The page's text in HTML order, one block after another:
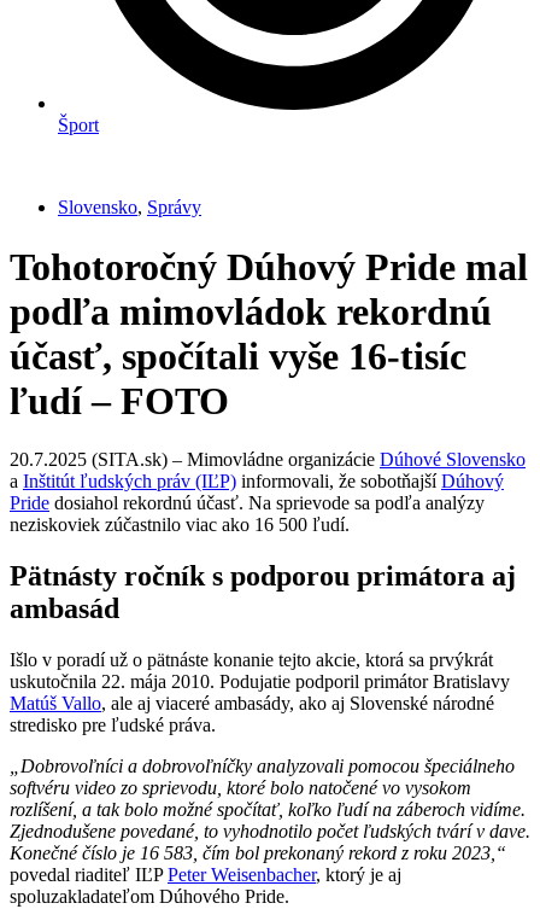
Šport
Slovensko, Správy
Tohotoročný Dúhový Pride mal
podľa mimovládok rekordnú
účasť, spočítali vyše 16-tisíc
ľudí – FOTO
20.7.2025 (SITA.sk) – Mimovládne organizácie Dúhové Slovensko
a Inštitút ľudských práv (IĽP) informovali, že sobotňajšíDúhový
Pride dosiahol rekordnú účasť. Na sprievode sa podľa analýzy
neziskoviek zúčastnilo viac ako 16 500 ľudí.
Pätnásty ročník s podporou primátora aj
ambasád
Išlo v poradí už o pätnáste konanie tejto akcie, ktorá sa prvýkrát
uskutočnila 22. mája 2010. Podujatie podporil primátor Bratislavy
Matúš Vallo, ale aj viaceré ambasády, ako aj Slovenské národné
stredisko pre ľudské práva.
„Dobrovoľníci a dobrovoľníčky analyzovali pomocou špeciálneho
softvéru video zo sprievodu, ktoré bolo natočené vo vysokom
rozlíšení, a tak bolo možné spočítať, koľko ľudí na záberoch vidíme.
Zjednodušene povedané, to vyhodnotilo počet ľudských tvárí v dave.
Konečné číslo je 16 583, čím bol prekonaný rekord z roku 2023,“
povedal riaditeľ IĽPPeter Weisenbacher, ktorý je aj
spoluzakladateľom Dúhového Pride.